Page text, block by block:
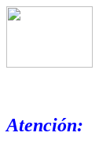
Atención: